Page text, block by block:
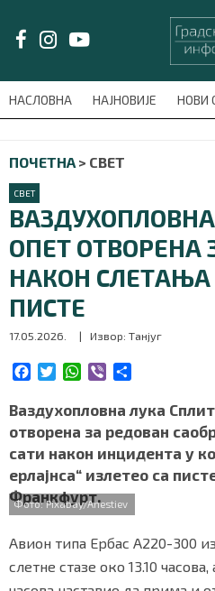
НАСЛОВНА НАЈНОВИЈЕ НОВИ
meni'); $this_item =
ПОЧЕТНА > СВЕТ
СВЕТ
ОПЕТ ОТВОРЕНА
НАКОН
ПИСТЕ
17.05.2026. | Извор: Танјуг
c
e
b
o
o
k
i
t
t
e
r
W
a
t
s
A
p
p
b
e
r
a
r
e
Ваздухопловна лука
отворена за редован
сати након инцидента у
ерлајнса“ излетео са
Франкфурт.
Фото: Pixabay/Anestiev
Авион типа Ербас А220-300
слетне стазе око 13.10
LAT/ЋИР
НАСЛОВНА
НАЈНОВИЈЕ
НОВИ САД
ПОДКАСТ
ЗЕЛЕНИ ГРАД
ВИДЕО
СПЕЦИЈАЛИ
БЛОГ
СРБИЈА
СВЕТ